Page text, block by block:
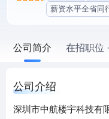
薪资水平全省同
公司简介 在招职位
公司介绍
深圳市中航楼宇科技有